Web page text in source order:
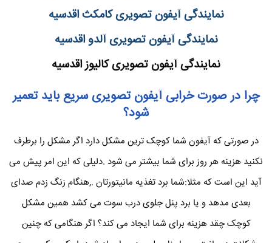
نمایندگی آیفون تصویری کامکث اقدسیه
نمایندگی آیفون تصویری آلدو اقدسیه
نمایندگی آیفون تصویری کالیوز اقدسیه
چرا در صورت خرابی آیفون تصویری سریع باید تعمیر
شود؟
در صورتی که آیفون شما کوچک ترین مشکل دارد اگر مشکل را برطرف
نکنید هزینه هر روز برای شما بیشتر می شود .دلیلی که این امر پیش می
آید این است که مثلا:شما برد تغذیه مانیتورتان .,هنگام زنگ زدم صدای
بعدی مدهد و یا برد پنل جلوی درب سوت می کشد همین مشکل
کوچک چقد هزینه برای شما ایجاد می کند؟ اگر هنگامی که چنین